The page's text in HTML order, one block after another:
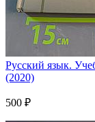
Русский язык.
(2020)
500 ₽